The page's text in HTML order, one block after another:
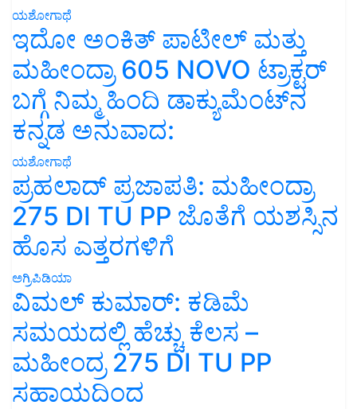
ಯಶೋಗಾಥೆ
ಇದೋ ಅಂಕಿತ್ ಪಾಟೀಲ್ ಮತ್ತು
ಮಹೀಂದ್ರಾ 605 NOVO ಟ್ರಾಕ್ಟರ್
ಬಗ್ಗೆ ನಿಮ್ಮ ಹಿಂದಿ ಡಾಕ್ಯುಮೆಂಟ್‌ನ
ಕನ್ನಡ ಅನುವಾದ:
ಯಶೋಗಾಥೆ
ಪ್ರಹಲಾದ್ ಪ್ರಜಾಪತಿ: ಮಹೀಂದ್ರಾ
275 DI TU PP ಜೊತೆಗೆ ಯಶಸ್ಸಿನ
ಹೊಸ ಎತ್ತರಗಳಿಗೆ
ಅಗ್ರಿಪಿಡಿಯಾ
ವಿಮಲ್ ಕುಮಾರ್: ಕಡಿಮೆ
ಸಮಯದಲ್ಲಿ ಹೆಚ್ಚು ಕೆಲಸ –
ಮಹೀಂದ್ರ 275 DI TU PP
ಸಹಾಯದಿಂದ